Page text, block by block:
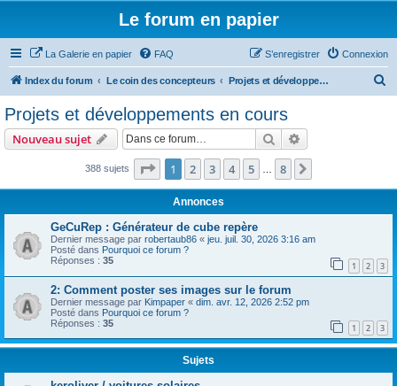
Le forum en papier
La Galerie en papier FAQ Connexion
S’enregistrer
Index du forum Le coin des concepteurs Projets et développements en cours
r
Projets et développements en cours
Nouveau sujet Rechercher
388 sujets Page 1sur8
1 2 3 4 5 8
Annonces
GeCuRep : Générateur de cube repère
Dernier message par robertaub86 « jeu. juil. 30, 2026 3:16 am
Posté dans Pourquoi ce forum ?
Réponses : 35 1 2 3
2: Comment poster ses images sur le forum
Dernier message par Kimpaper « dim. avr. 12, 2026 2:52 pm
Posté dans Pourquoi ce forum ?
Réponses : 35 1 2 3
Sujets